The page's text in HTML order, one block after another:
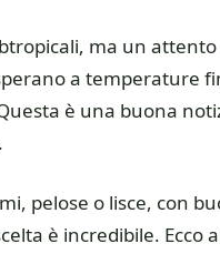
ma un attento
a temperature
è una buona
pelose o lisce, con
è incredibile. Ecco